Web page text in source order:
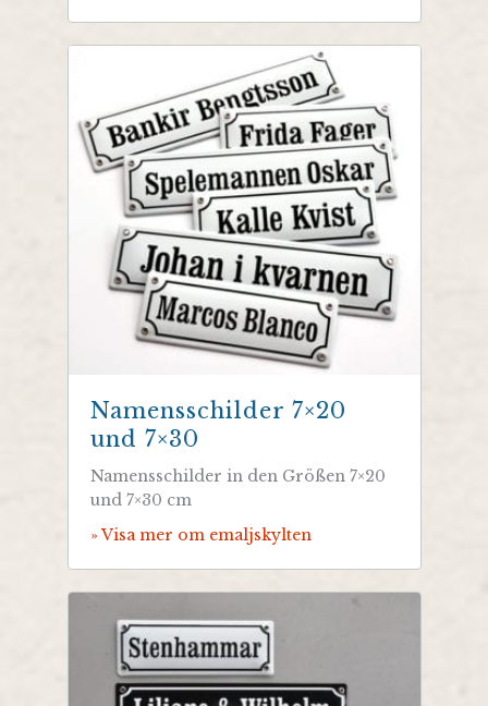
Namensschilder 7×20
und 7×30
Namensschilder in den Größen 7×20
und 7×30 cm
» Visa mer om emaljskylten